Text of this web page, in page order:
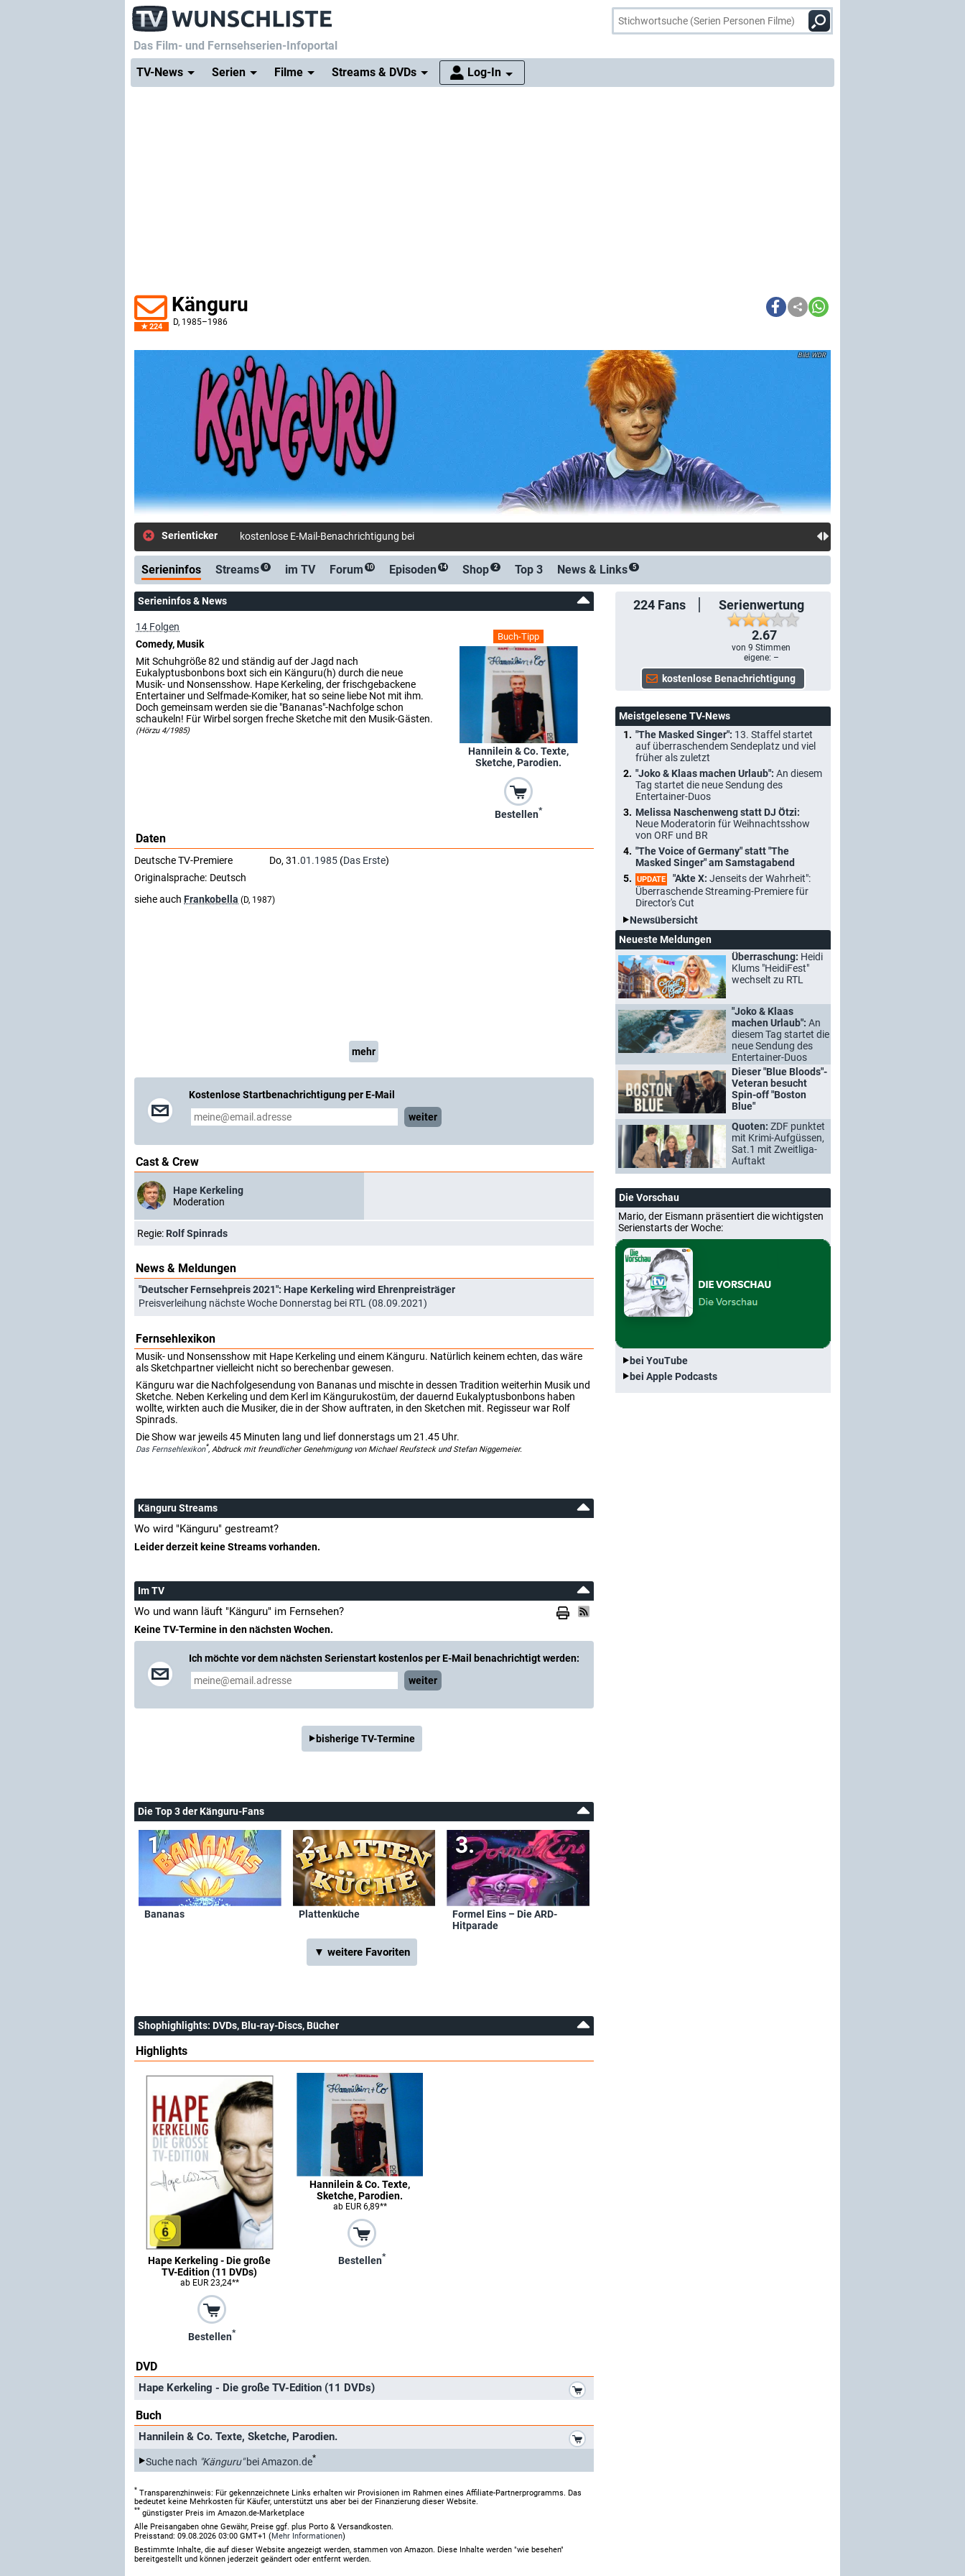
Das Film- und Fernsehserien-Infoportal
TV-News
Serien Filme Streams & DVDs Log-In
224
Känguru
D, 1985–1986
WDR
Serienticker kostenlose E-Mail-Benachrichtigung bei Streaming- oder TV-Start
Serieninfos Streams 0 im TV Forum 10 Episoden 14 Shop 2 Top 3 News & Links 5
224 Fans
Serienwertung
2.67
von9 Stimmen
eigene: –
Serieninfos & News
Buch-Tipp
Hannilein & Co. Texte,
Sketche, Parodien.
Bestellen*
14 Folgen
Comedy, Musik
Mit Schuhgröße 82 und ständig auf der Jagd nach
Eukalyptusbonbons boxt sich ein Känguru(h) durch die neue
Musik- und Nonsensshow. Hape Kerkeling, der frischgebackene
Entertainer und Selfmade-Komiker, hat so seine liebe Not mit ihm.
Doch gemeinsam werden sie die "Bananas"-Nachfolge schon
schaukeln! Für Wirbel sorgen freche Sketche mit den Musik-Gästen.
(Hörzu 4/1985)
Daten
Deutsche TV-Premiere Do, 31.01.1985 (Das Erste)
Originalsprache: Deutsch
siehe auch Frankobella (D, 1987)
mehr
Kostenlose Startbenachrichtigung per E-Mail
weiter
Cast & Crew
Hape Kerkeling
Moderation
Regie: Rolf Spinrads
News & Meldungen
"Deutscher Fernsehpreis 2021": Hape Kerkeling wird Ehrenpreisträger
Preisverleihung nächste Woche Donnerstag bei RTL (08.09.2021)
Fernsehlexikon
Musik- und Nonsensshow mit Hape Kerkeling und einem Känguru. Natürlich keinem echten, das wäre
als Sketchpartner vielleicht nicht so berechenbar gewesen.
Känguru war die Nachfolgesendung von Bananas und mischte in dessen Tradition weiterhin Musik und
Sketche. Neben Kerkeling und dem Kerl im Kängurukostüm, der dauernd Eukalyptusbonbons haben
wollte, wirkten auch die Musiker, die in der Show auftraten, in den Sketchen mit. Regisseur war Rolf
Spinrads.
Die Show war jeweils 45 Minuten lang und lief donnerstags um 21.45 Uhr.
Das Fernsehlexikon*, Abdruck mit freundlicher Genehmigung von Michael Reufsteck und Stefan Niggemeier.
Känguru Streams
Wo wird "Känguru" gestreamt?
Leider derzeit keine Streams vorhanden.
Im TV
Wo und wann läuft "Känguru" im Fernsehen?
Keine TV-Termine in den nächsten Wochen.
Ich möchte vor dem nächsten Serienstart kostenlos per E-Mail benachrichtigt werden:
weiter
bisherige TV-Termine
Die Top 3 der Känguru-Fans
Bananas Plattenküche
Formel Eins – Die ARD-
Hitparade
▼ weitere Favoriten
Shophighlights: DVDs, Blu-ray-Discs, Bücher
Highlights
Hape Kerkeling - Die große
TV-Edition (11 DVDs)
ab EUR 23,24**
Bestellen*
Hannilein & Co. Texte,
Sketche, Parodien.
ab EUR 6,89**
Bestellen*
DVD
Hape Kerkeling - Die große TV-Edition (11 DVDs)
Buch
Hannilein & Co. Texte, Sketche, Parodien.
Suche nach "Känguru"bei Amazon.de*
* Transparenzhinweis: Für gekennzeichnete Links erhalten wir Provisionen im Rahmen eines Affiliate-Partnerprogramms. Das
bedeutet keine Mehrkosten für Käufer, unterstützt uns aber bei der Finanzierung dieser Website.
** günstigster Preis im Amazon.de-Marketplace
Alle Preisangaben ohne Gewähr, Preise ggf. plus Porto & Versandkosten.
Preisstand: 09.08.2026 03:00 GMT+1 (Mehr Informationen)
Bestimmte Inhalte, die auf dieser Website angezeigt werden, stammen von Amazon. Diese Inhalte werden "wie besehen"
bereitgestellt und können jederzeit geändert oder entfernt werden.
Meistgelesene TV-News
"The Masked Singer": 13. Staffel startet
auf überraschendem Sendeplatz und viel
früher als zuletzt
"Joko & Klaas machen Urlaub": An diesem
Tag startet die neue Sendung des
Entertainer-Duos
Melissa Naschenweng statt DJ Ötzi:
Neue Moderatorin für Weihnachtsshow
von ORF und BR
"The Voice of Germany" statt "The
Masked Singer" am Samstagabend
UPDATE "Akte X: Jenseits der Wahrheit":
Überraschende Streaming-Premiere für
Director's Cut
Newsübersicht
Neueste Meldungen
Überraschung: Heidi
Klums "HeidiFest"
wechselt zu RTL
"Joko & Klaas
machen Urlaub": An
diesem Tag startet die
neue Sendung des
Entertainer-Duos
Dieser "Blue Bloods"-
Veteran besucht
Spin-off "Boston
Blue"
Quoten: ZDF punktet
mit Krimi-Aufgüssen,
Sat.1 mit Zweitliga-
Auftakt
Die Vorschau
Mario, der Eismann präsentiert die wichtigsten
Serienstarts der Woche:
bei YouTube
bei Apple Podcasts